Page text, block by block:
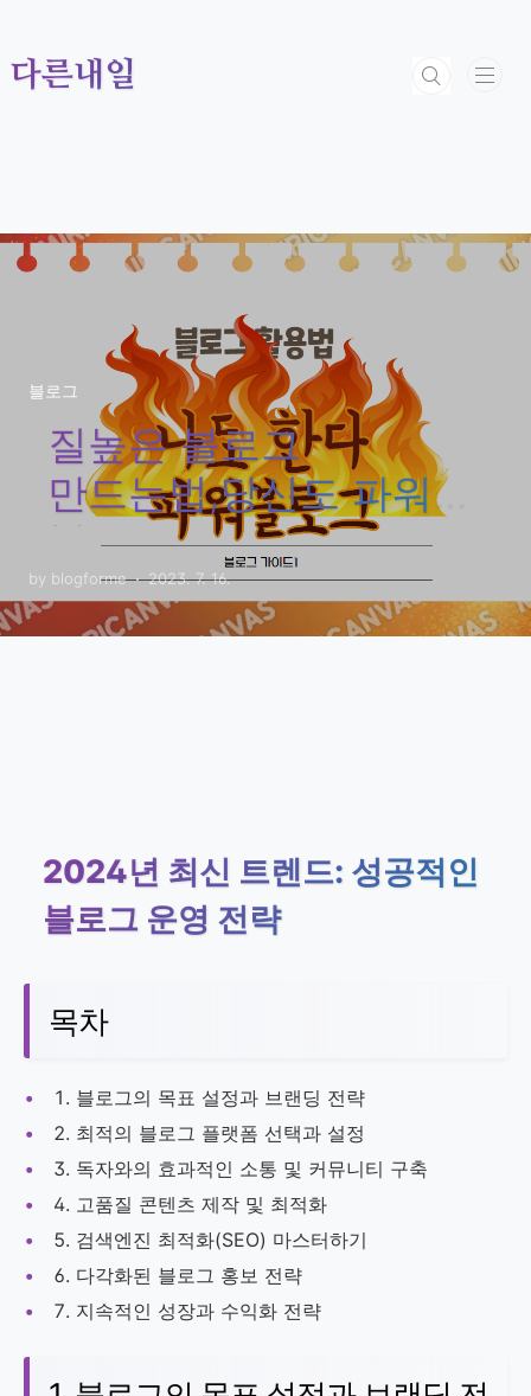
다른내일
블로그
질높은 블로그
만드는법,당신도 파워
블로그
by blogforme 2023. 7. 16.
2024년 최신 트렌드: 성공적인
블로그 운영 전략
목차
블로그의 목표 설정과 브랜딩 전략
최적의 블로그 플랫폼 선택과 설정
독자와의 효과적인 소통 및 커뮤니티 구축
고품질 콘텐츠 제작 및 최적화
검색엔진 최적화(SEO) 마스터하기
다각화된 블로그 홍보 전략
지속적인 성장과 수익화 전략